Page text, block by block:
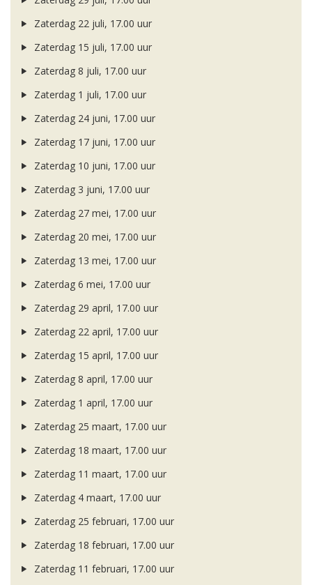
Zaterdag 22 juli, 17.00 uur
Zaterdag 15 juli, 17.00 uur
Zaterdag 8 juli, 17.00 uur
Zaterdag 1 juli, 17.00 uur
Zaterdag 24 juni, 17.00 uur
Zaterdag 17 juni, 17.00 uur
Zaterdag 10 juni, 17.00 uur
Zaterdag 3 juni, 17.00 uur
Zaterdag 27 mei, 17.00 uur
Zaterdag 20 mei, 17.00 uur
Zaterdag 13 mei, 17.00 uur
Zaterdag 6 mei, 17.00 uur
Zaterdag 29 april, 17.00 uur
Zaterdag 22 april, 17.00 uur
Zaterdag 15 april, 17.00 uur
Zaterdag 8 april, 17.00 uur
Zaterdag 1 april, 17.00 uur
Zaterdag 25 maart, 17.00 uur
Zaterdag 18 maart, 17.00 uur
Zaterdag 11 maart, 17.00 uur
Zaterdag 4 maart, 17.00 uur
Zaterdag 25 februari, 17.00 uur
Zaterdag 18 februari, 17.00 uur
Zaterdag 11 februari, 17.00 uur